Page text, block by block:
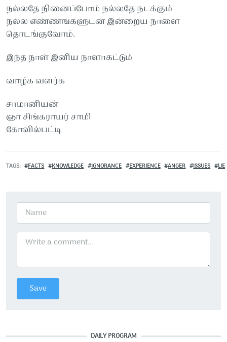
நல்லதே நினைப்போம் நல்லதே நடக்கும்
நல்ல எண்ணங்களுடன் இன்றைய நாளை
தொடங்குவோம்.
இந்த நாள் இனிய நாளாகட்டும்
வாழ்க வளர்க
சாமானியன்
ஞா சிங்கராயர் சாமி
கோவில்பட்டி
TAGS FACTS KNOWLEDGE IGNORANCE EXPERIENCE ANGER ISSUES LIE
DAILY PROGRAM